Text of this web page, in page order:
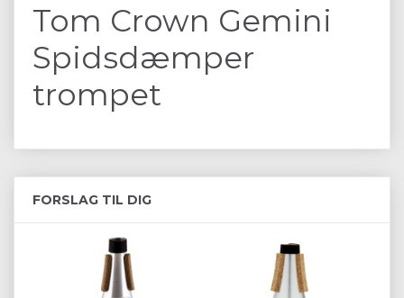
Tom Crown Gemini
Spidsdæmper
trompet
FORSLAG TIL DIG